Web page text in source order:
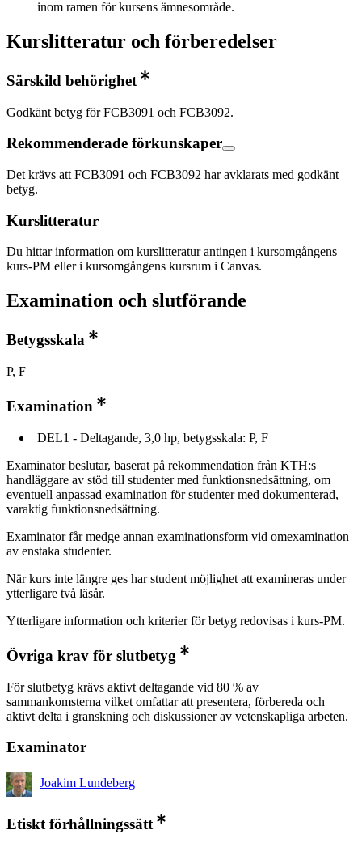
inom ramen för kursens ämnesområde.
Kurslitteratur och förberedelser
Särskild behörighet
Godkänt betyg för FCB3091 och FCB3092.
Rekommenderade förkunskaper
Det krävs att FCB3091 och FCB3092 har avklarats med godkänt
betyg.
Kurslitteratur
Du hittar information om kurslitteratur antingen i kursomgångens
kurs-PM eller i kursomgångens kursrum i Canvas.
Examination och slutförande
Betygsskala
P, F
Examination
DEL1 - Deltagande, 3,0 hp, betygsskala: P, F
Examinator beslutar, baserat på rekommendation från KTH:s
handläggare av stöd till studenter med funktionsnedsättning, om
eventuell anpassad examination för studenter med dokumenterad,
varaktig funktionsnedsättning.
Examinator får medge annan examinationsform vid omexamination
av enstaka studenter.
När kurs inte längre ges har student möjlighet att examineras under
ytterligare två läsår.
Ytterligare information och kriterier för betyg redovisas i kurs-PM.
Övriga krav för slutbetyg
För slutbetyg krävs aktivt deltagande vid 80 % av
sammankomsterna vilket omfattar att presentera, förbereda och
aktivt delta i granskning och diskussioner av vetenskapliga arbeten.
Examinator
Joakim Lundeberg
Etiskt förhållningssätt